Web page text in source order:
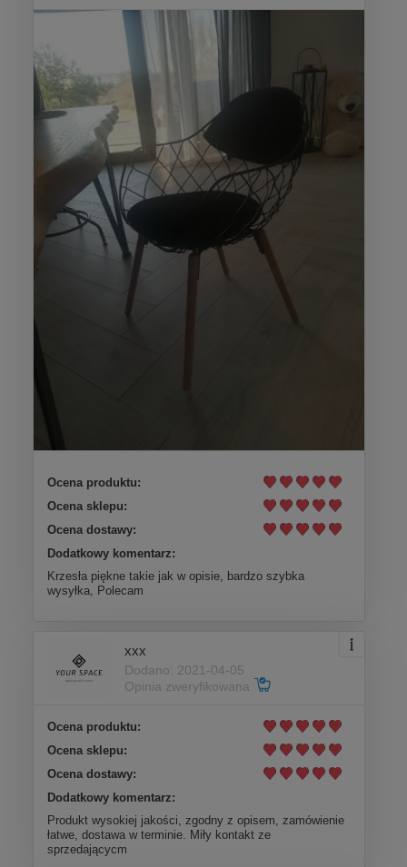
Ocena produktu:
Ocena sklepu:
Ocena dostawy:
Dodatkowy komentarz:
Krzesła piękne takie jak w opisie, bardzo szybka
wysyłka, Polecam
xxx
Dodano: 2021-04-05
Opinia zweryfikowana
Ocena produktu:
Ocena sklepu:
Ocena dostawy:
Dodatkowy komentarz:
Produkt wysokiej jakości, zgodny z opisem, zamówienie
łatwe, dostawa w terminie. Miły kontakt ze
sprzedającycm